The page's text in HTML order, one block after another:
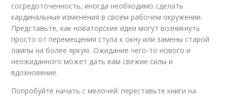
сосредоточенность, иногда необходимо сделать
кардинальные изменения в своем рабочем окружении.
Представьте, как новаторские идеи могут возникнуть
просто от перемещения стула к окну или замены старой
лампы на более яркую. Ожидание чего-то нового и
неожиданного может дать вам свежие силы и
вдохновение.
Попробуйте начать с мелочей: переставьте книги на